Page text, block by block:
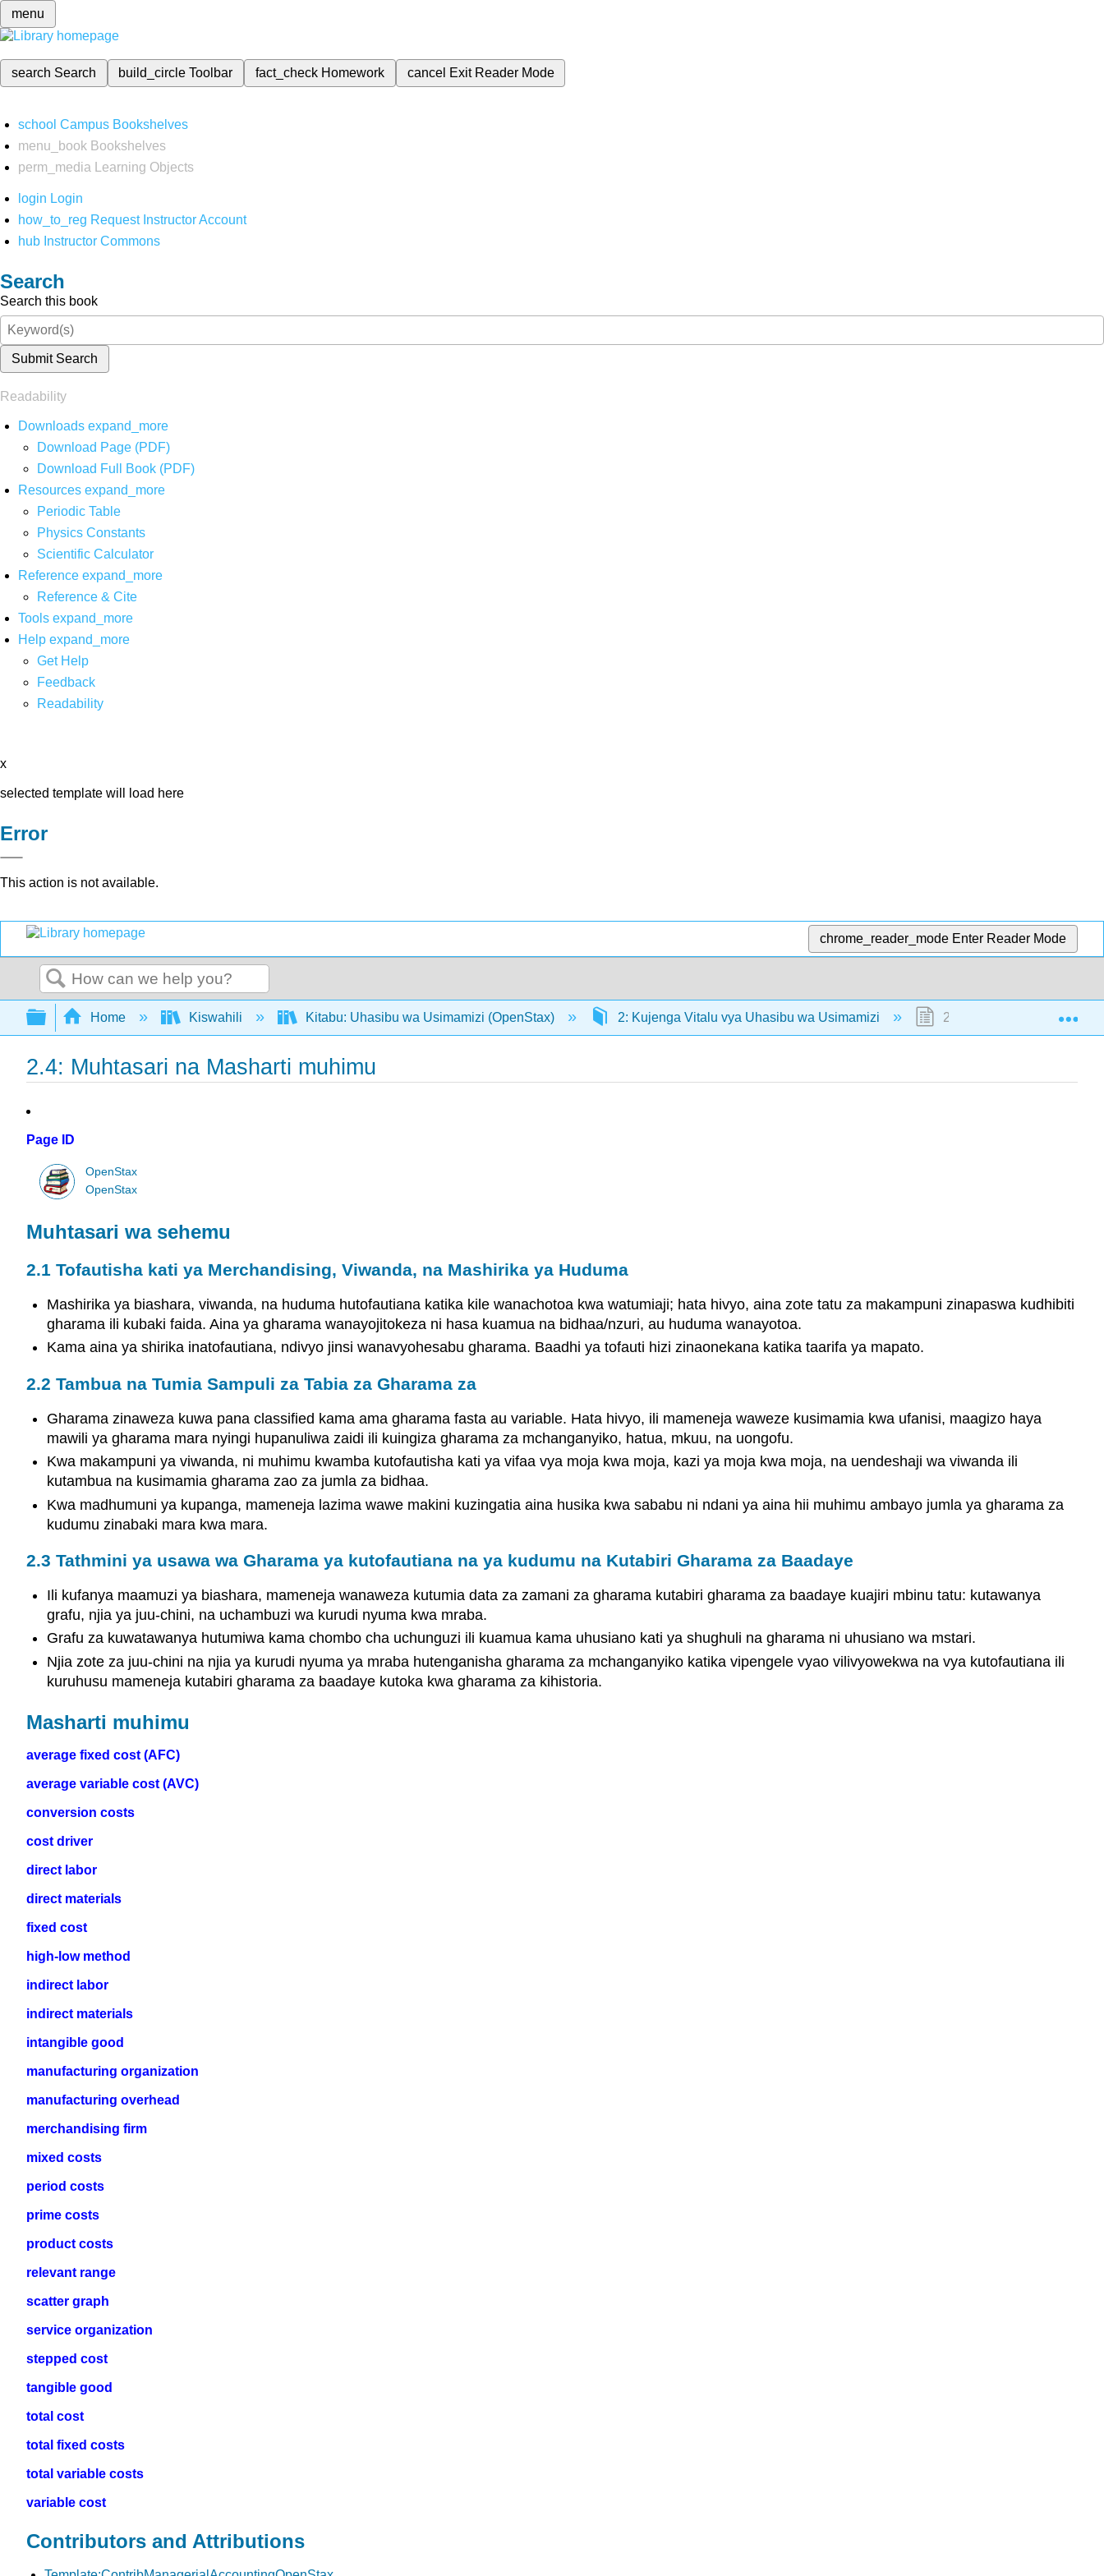
menu
search Search build_circleToolbar fact_check Homework cancel Exit Reader Mode
school Campus Bookshelves
menu_book Bookshelves
perm_media
Learning Objects
login Login
how_to_reg Request Instructor Account
hub Instructor Commons
Search
Search this book
Submit Search
Readability
Downloads expand_more
Download Page (PDF)
Download Full Book (PDF)
Resources expand_more
Periodic Table
Physics Constants
Scientific Calculator
Reference expand_more
Reference & Cite
Tools expand_more
Help expand_more
Get Help
Feedback
Readability
x
selected template will load here
Error
This action is not available.
chrome_reader_mode Enter Reader Mode
Search
Expand/collapse global hierarchy
Home Kiswahili Kitabu: Uhasibu wa Usimamizi (OpenStax) 2: Kujenga Vitalu vya Uhasibu wa Usimamizi 2.4: Muhtasari na Masharti
2.4: Muhtasari na Masharti muhimu
Page ID
OpenStax
OpenStax
Muhtasari wa sehemu
2.1 Tofautisha kati ya Merchandising, Viwanda, na Mashirika ya Huduma
Mashirika ya biashara, viwanda, na huduma hutofautiana katika kile wanachotoa kwa watumiaji; hata hivyo, aina zote tatu za makampuni zinapaswa kudhibiti
gharama ili kubaki faida. Aina ya gharama wanayojitokeza ni hasa kuamua na bidhaa/nzuri, au huduma wanayotoa.
Kama aina ya shirika inatofautiana, ndivyo jinsi wanavyohesabu gharama. Baadhi ya tofauti hizi zinaonekana katika taarifa ya mapato.
2.2 Tambua na Tumia Sampuli za Tabia za Gharama za
Gharama zinaweza kuwa pana classified kama ama gharama fasta au variable. Hata hivyo, ili mameneja waweze kusimamia kwa ufanisi, maagizo haya
mawili ya gharama mara nyingi hupanuliwa zaidi ili kuingiza gharama za mchanganyiko, hatua, mkuu, na uongofu.
Kwa makampuni ya viwanda, ni muhimu kwamba kutofautisha kati ya vifaa vya moja kwa moja, kazi ya moja kwa moja, na uendeshaji wa viwanda ili
kutambua na kusimamia gharama zao za jumla za bidhaa.
Kwa madhumuni ya kupanga, mameneja lazima wawe makini kuzingatia aina husika kwa sababu ni ndani ya aina hii muhimu ambayo jumla ya gharama za
kudumu zinabaki mara kwa mara.
2.3 Tathmini ya usawa wa Gharama ya kutofautiana na ya kudumu na Kutabiri Gharama za Baadaye
Ili kufanya maamuzi ya biashara, mameneja wanaweza kutumia data za zamani za gharama kutabiri gharama za baadaye kuajiri mbinu tatu: kutawanya
grafu, njia ya juu-chini, na uchambuzi wa kurudi nyuma kwa mraba.
Grafu za kuwatawanya hutumiwa kama chombo cha uchunguzi ili kuamua kama uhusiano kati ya shughuli na gharama ni uhusiano wa mstari.
Njia zote za juu-chini na njia ya kurudi nyuma ya mraba hutenganisha gharama za mchanganyiko katika vipengele vyao vilivyowekwa na vya kutofautiana ili
kuruhusu mameneja kutabiri gharama za baadaye kutoka kwa gharama za kihistoria.
Masharti muhimu
average fixed cost (AFC)
average variable cost (AVC)
conversion costs
cost driver
direct labor
direct materials
fixed cost
high-low method
indirect labor
indirect materials
intangible good
manufacturing organization
manufacturing overhead
merchandising firm
mixed costs
period costs
prime costs
product costs
relevant range
scatter graph
service organization
stepped cost
tangible good
total cost
total fixed costs
total variable costs
variable cost
Contributors and Attributions